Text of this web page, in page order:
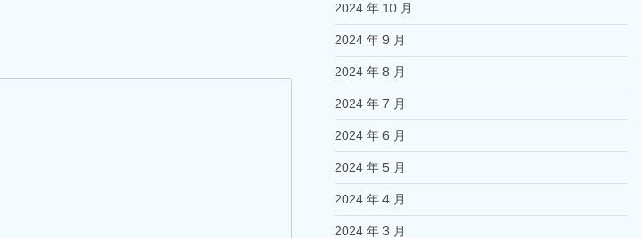
2024 年 10 月
2024 年 9 月
2024 年 8 月
2024 年 7 月
2024 年 6 月
2024 年 5 月
2024 年 4 月
2024 年 3 月